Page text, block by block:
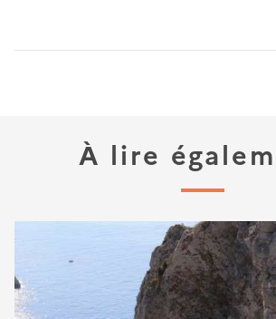
À lire